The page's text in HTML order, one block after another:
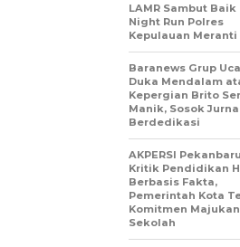
LAMR Sambut Baik
Night Run Polres
Kepulauan Meranti
Baranews Grup
Duka Mendalam
Kepergian Brito
Manik, Sosok
Berdedikasi
AKPERSI
Kritik Pendidikan
Berbasis Fakta,
Pemerintah Kota
Komitmen Majukan
Sekolah